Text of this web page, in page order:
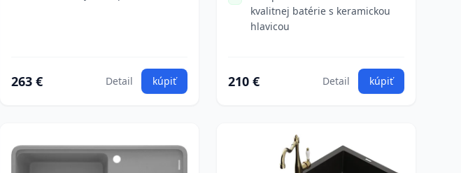
263 € Detail kúpiť
kvalitnej batérie s keramickou
hlavicou
210 € Detail kúpiť